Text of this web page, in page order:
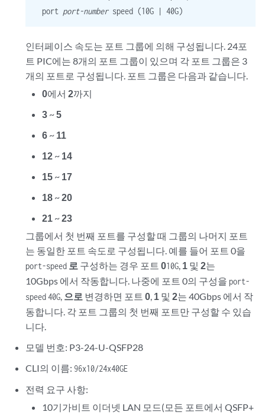
port port-numberspeed (10G | 40G)
인터페이스 속도는 포트 그룹에 의해 구성됩니다. 24포
트 PIC에는 8개의 포트 그룹이 있으며 각 포트 그룹은 3
개의 포트로 구성됩니다. 포트 그룹은 다음과 같습니다.
0에서 2까지
3~5
6~ 11
12 ~ 14
15~ 17
18~20
21 ~23
그룹에서 첫 번째 포트를 구성할 때 그룹의 나머지 포트
는 동일한 포트 속도로 구성됩니다. 예를 들어 포트 0을
port-speed 로 구성하는 경우 포트010G 1 및2는
10Gbps 에서 작동합니다. 나중에 포트 0의 구성을port-
speed 40G 으로 변경하면 포트0 1 및2는 40Gbps 에서 작
동합니다. 각 포트 그룹의 첫 번째 포트만 구성할 수 있습
니다.
모델 번호: P3-24-U-QSFP28
CLI의 이름: 96x10/24x40GE
전력 요구 사항:
10기가비트 이더넷 LAN 모드(모든 포트에서 QSFP+